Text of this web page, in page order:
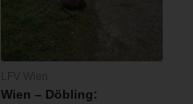
Wien – Döbling: